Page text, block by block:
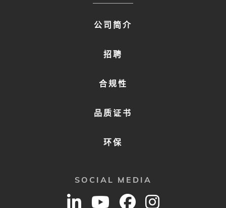
公司简介
招聘
合规性
品质证书
环保
SOCIAL MEDIA